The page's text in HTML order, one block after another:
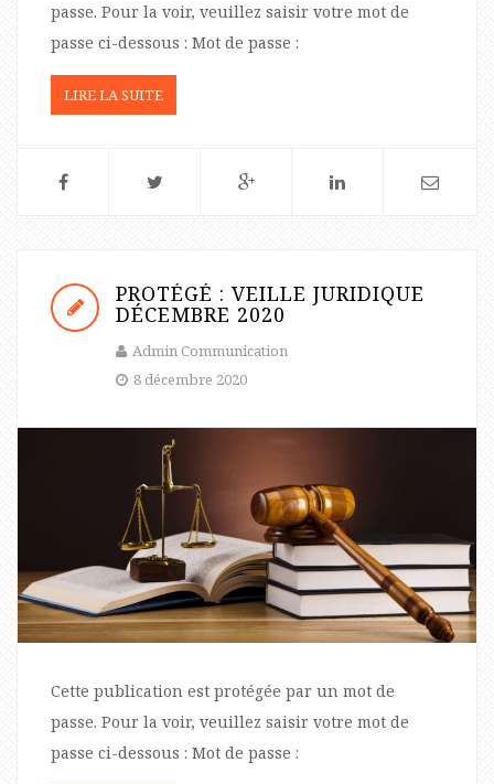
passe. Pour la voir, veuillez saisir votre mot de
passe ci-dessous : Mot de passe :
LIRE LA SUITE
PROTÉGÉ : VEILLE JURIDIQUE
DÉCEMBRE 2020
Admin Communication
8 décembre 2020
Cette publication est protégée par un mot de
passe. Pour la voir, veuillez saisir votre mot de
passe ci-dessous : Mot de passe :